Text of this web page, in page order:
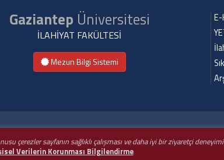
çerezler sayfanın sağlıklı çalışması ve daha iyi bir ziyaretçi
Verilerin Korunması Bilgilendirme
Gaziantep Üniversitesi
İLAHİYAT FAKÜLTESİ
Mezun Bilgi Sistemi
E-